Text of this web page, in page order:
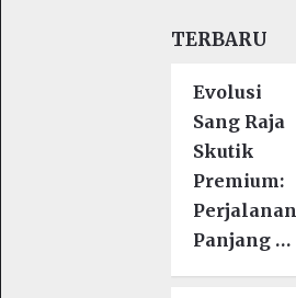
TERBARU
Evolusi
Sang Raja
Skutik
Premium:
Perjalanan
Panjang …